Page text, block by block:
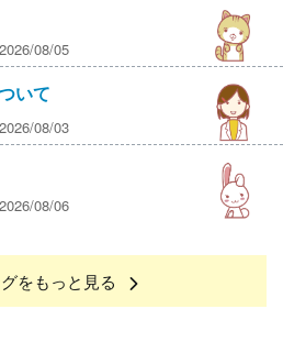
2026/08/05
いて
2026/08/03
2026/08/06
をもっと見る